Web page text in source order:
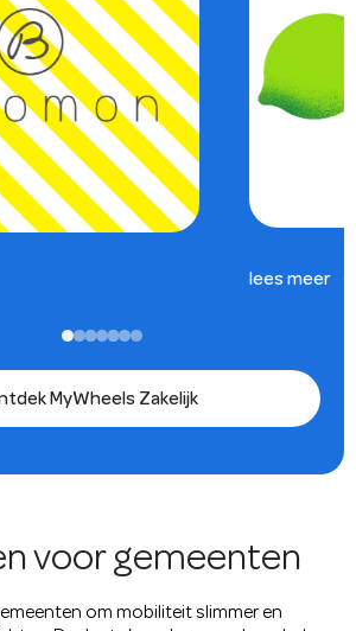
lees meer
MyWheels Zakelijk
voor gemeenten
om mobiliteit slimmer en